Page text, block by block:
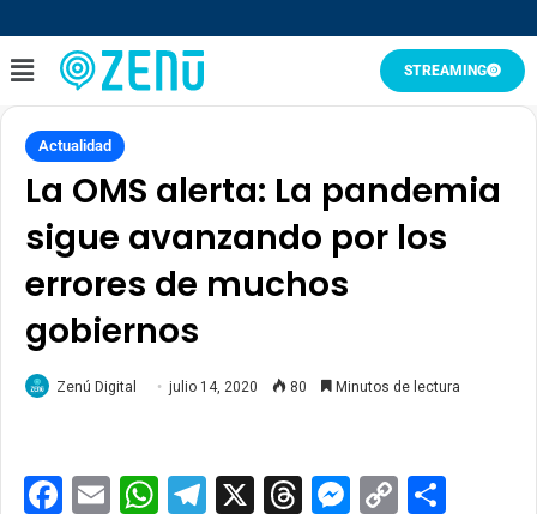
STREAMING
Actualidad
La OMS alerta: La pandemia
sigue avanzando por los
errores de muchos
gobiernos
Zenú Digital julio 14, 2020 80 Minutos de lectura
Facebook
EmailWhatsApp
Telegram
X ThreadsCopy